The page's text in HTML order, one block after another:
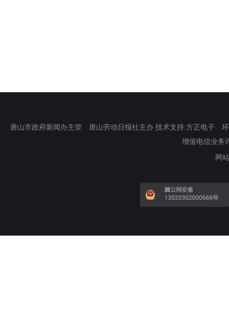
唐山市政府新闻办主管 唐山劳动日报社主办 技术支持:方正电子
增值电信业务
网